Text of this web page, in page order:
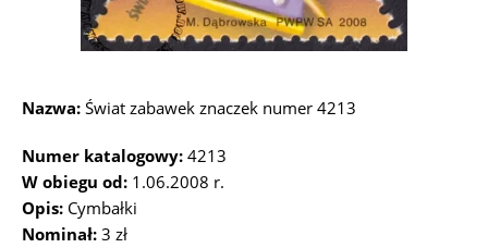
Nazwa: Świat zabawek znaczek numer 4213
Numer katalogowy: 4213
W obiegu od: 1.06.2008 r.
Opis: Cymbałki
Nominał: 3 zł